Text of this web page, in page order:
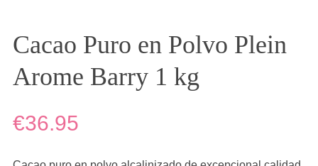
Cacao Puro en Polvo Plein
Arome Barry 1 kg
€36.95